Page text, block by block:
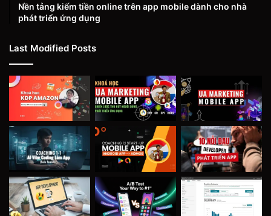
Nền tảng kiếm tiền online trên app mobile dành cho nhà
phát triển ứng dụng
Last Modified Posts